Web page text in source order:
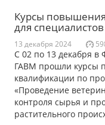
Курсы
для
13 декабря 2024
С 02 по 13 декабря
ГАВМ прошли курсы
квалификации по
«Проведение
контроля сырья и
растительного